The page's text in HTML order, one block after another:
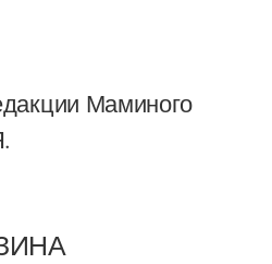
Маминого